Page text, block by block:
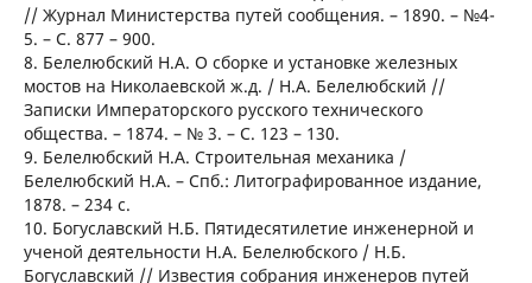
// Журнал Министерства путей сообщения. – 1890. – №4-
5. – С. 877 – 900.
8. Белелюбский Н.А. О сборке и установке железных
мостов на Николаевской ж.д. / Н.А. Белелюбский //
Записки Императорского русского технического
общества. – 1874. – № 3. – С. 123 – 130.
9. Белелюбский Н.А. Строительная механика /
Белелюбский Н.А. – Спб.: Литографированное издание,
1878. – 234 с.
10. Богуславский Н.Б. Пятидесятилетие инженерной и
ученой деятельности Н.А. Белелюбского / Н.Б.
Богуславский // Известия собрания инженеров путей